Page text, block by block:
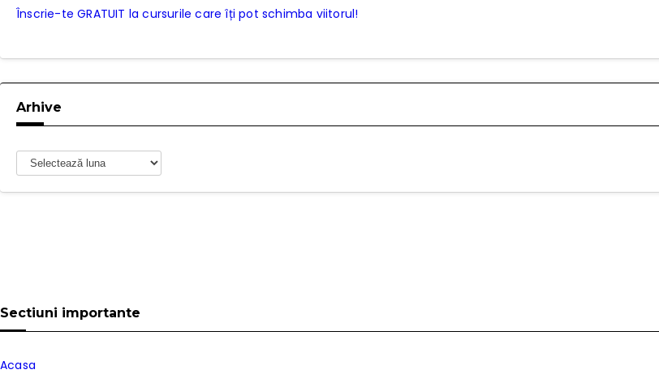
Înscrie-te GRATUIT la cursurile care îți pot schimba viitorul!
Arhive
Arhive
Sectiuni importante
Acasa